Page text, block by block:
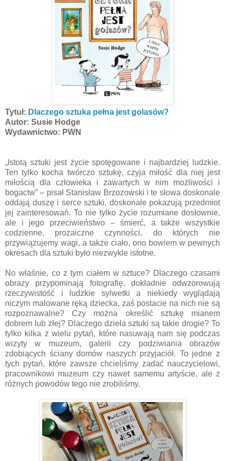
Tytuł: Dlaczego sztuka pełna jest golasów?
Autor: Susie Hodge
Wydawnictwo: PWN
„Istotą sztuki jest życie spotęgowane i najbardziej ludzkie.
Ten tylko kocha twórczo sztukę, czyja miłość dla niej jest
miłością dla człowieka i zawartych w nim możliwości i
bogactw” – pisał Stanisław Brzozowski i te słowa doskonale
oddają duszę i serce sztuki, doskonale pokazują przedmiot
jej zainteresowań. To nie tylko życie rozumiane dosłownie,
ale i jego przeciwieństwo – śmierć, a także wszystkie
codzienne, prozaiczne czynności, do których nie
przywiązujemy wagi, a także ciało, ono bowiem w pewnych
okresach dla sztuki było niezwykle istotne.
No właśnie, co z tym ciałem w sztuce? Dlaczego czasami
obrazy przypominają fotografię, dokładnie odwzorowują
rzeczywistość i ludzkie sylwetki a niekiedy wyglądają
niczym malowane ręką dziecka, zaś postacie na nich nie są
rozpoznawalne? Czy można określić sztukę mianem
dobrem lub złej? Dlaczego dzieła sztuki są takie drogie? To
tylko kilka z wielu pytań, które nasuwają nam się podczas
wizyty w muzeum, galerii czy podziwiania obrazów
zdobiących ściany domów naszych przyjaciół. To jedne z
tych pytań, które zawsze chcieliśmy zadać nauczycielowi,
pracownikowi muzeum czy nawet samemu artyście, ale z
różnych powodów tego nie zrobiliśmy.